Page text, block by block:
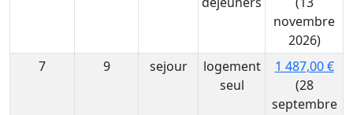
novembre
2026)
7
9 sejour
logement
seul
1 487,00 €
(28
septembre